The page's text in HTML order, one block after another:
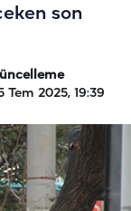
son
Tem 2025, 19:39